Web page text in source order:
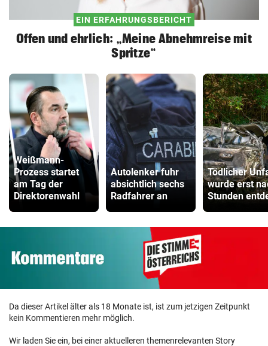
EIN ERFAHRUNGSBERICHT
Offen und ehrlich: „Meine Abnehmreise mit
Spritze“
Weißmann-
Prozess startet
am Tag der
Direktorenwahl
Autolenker fuhr
absichtlich sechs
Radfahrer an
Tödlicher
wurde erst
Stunden
Da dieser Artikel älter als 18 Monate ist, ist zum jetzigen Zeitpunkt
kein Kommentieren mehr möglich.
Wir laden Sie ein, bei einer aktuelleren themenrelevanten Story